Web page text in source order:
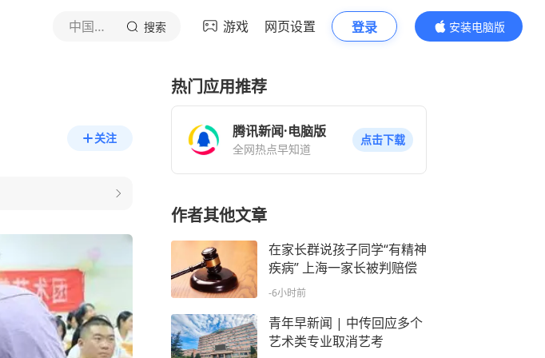
中国青年报 搜索 游戏 网页设置 登录
安装电脑版
内容更精彩
关注
热门应用推荐
腾讯新闻·电脑版
全网热点早知道
点击下载
作者其他文章
在家长群说孩子同学“有精神
疾病” 上海一家长被判赔偿
-6小时前
青年早新闻 | 中传回应多个
艺术类专业取消艺考